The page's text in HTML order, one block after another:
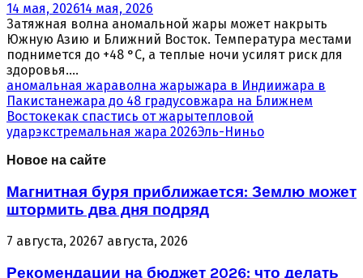
14 мая, 202614 мая, 2026
Затяжная волна аномальной жары может накрыть
Южную Азию и Ближний Восток. Температура местами
поднимется до +48 °C, а теплые ночи усилят риск для
здоровья....
аномальная жараволна жарыжара в Индиижара в
Пакистанежара до 48 градусовжара на Ближнем
Востокекак спастись от жарытепловой
ударэкстремальная жара 2026Эль-Ниньо
Новое на сайте
Магнитная буря приближается: Землю может
штормить два дня подряд
7 августа, 20267 августа, 2026
Рекомендации на бюджет 2026: что делать